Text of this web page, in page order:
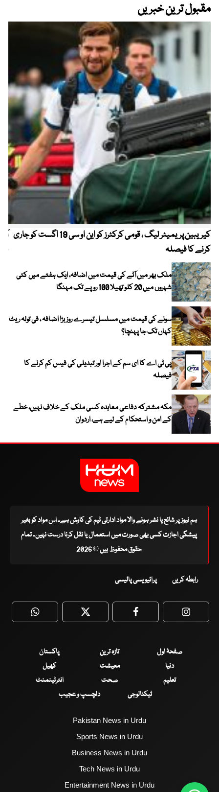
مقبول ترین خبریں
کیریبین پریمیئر لیگ ، قومی کرکٹرز کو این او سی 19 اگست کو جاری
کرنے کا فیصلہ
ملک بھر میں آٹے کی قیمت میں اضافہ، ایک ہفتے میں کئی
شہروں میں 20 کلو تھیلا 100 روپے تک مہنگا
سونے کی قیمت میں مسلسل تیسرے روز بڑا اضافہ ، فی تولہ ریٹ
کہاں تک جا پہنچا؟
پی ٹی اے کا ای سم کے اجرا اور تبدیلی کی فیس کم کرنے کا
فیصلہ
مکہ مشترکہ دفاعی معاہدہ کسی ملک کے خلاف نہیں، خطے
کے امن و استحکام کے لیے ہے، اردوان
ہم نیوز پر شائع یا نشر ہونے والا مواد ادارتی ٹیم کی کاوش ہے۔ اس مواد کو بغیر
پیشگی اجازت کسی بھی صورت میں استعمال یا نقل کرنا درست نہیں۔ تمام
حقوق محفوظ ہیں © 2026
رابطہ کریں پرائیویسی پالیسی
WhatsApp Twitter Facebook
صفحۂ اول تازہ ترین
پاکستان
دنیا
معیشت
کھیل
تعلیم
صحت
انٹرٹینمنٹ
ٹیکنالوجی
دلچسپ و عجیب
Pakistan News in Urdu
Sports News in Urdu
Business News in Urdu
Tech News in Urdu
Entertainment News in Urdu